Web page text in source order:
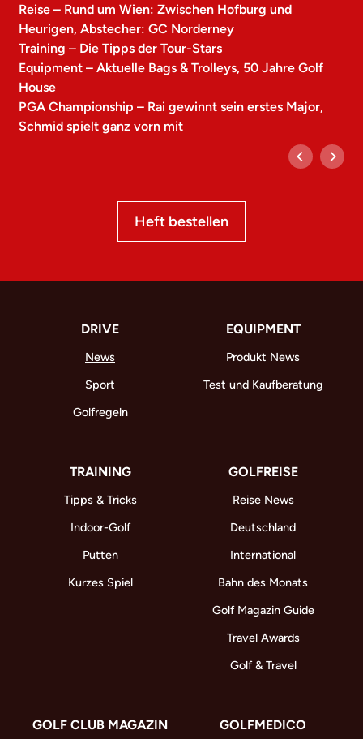
Reise – Rund um Wien: Zwischen Hofburg und
Heurigen, Abstecher: GC Norderney
Training – Die Tipps der Tour-Stars
Equipment – Aktuelle Bags & Trolleys, 50 Jahre Golf
House
PGA Championship – Rai gewinnt sein erstes Major,
Schmid spielt ganz vorn mit
Heft bestellen
DRIVE
News
Sport
Golfregeln
EQUIPMENT
Produkt News
Test und Kaufberatung
TRAINING
Tipps & Tricks
Indoor-Golf
Putten
Kurzes Spiel
GOLFREISE
Reise News
Deutschland
International
Bahn des Monats
Golf Magazin Guide
Travel Awards
Golf & Travel
GOLF CLUB MAGAZIN GOLFMEDICO